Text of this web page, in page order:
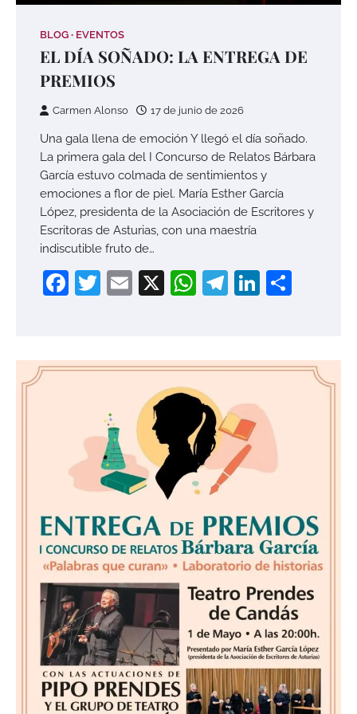
BLOG EVENTOS
EL DÍA SOÑADO: LA ENTREGA DE
PREMIOS
Carmen Alonso 17 de junio de 2026
Una gala llena de emoción Y llegó el día soñado.
La primera gala del I Concurso de Relatos Bárbara
García estuvo colmada de sentimientos y
emociones a flor de piel. María Esther García
López, presidenta de la Asociación de Escritores y
Escritoras de Asturias, con una maestría
indiscutible fruto de…
Facebook
Twitter
Email
X WhatsApp
Telegram